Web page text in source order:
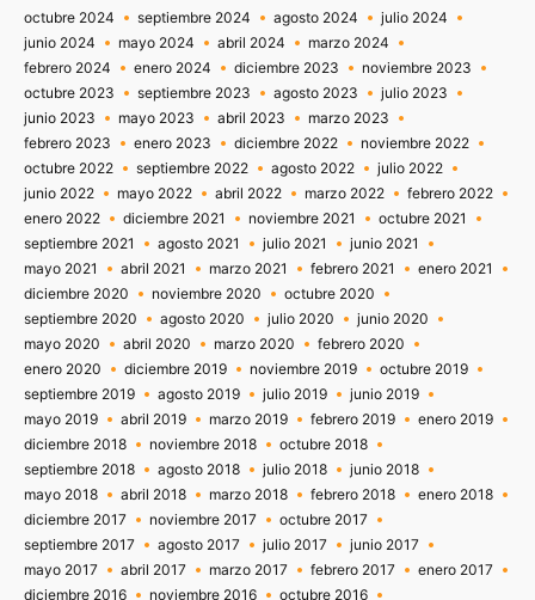
octubre 2024
septiembre 2024 agosto 2024
julio 2024
junio 2024
mayo 2024 abril 2024
marzo 2024
febrero 2024
enero 2024 diciembre 2023
noviembre 2023
octubre 2023
septiembre 2023 agosto 2023
julio 2023
junio 2023
mayo 2023 abril 2023
marzo 2023
febrero 2023
enero 2023 diciembre 2022
noviembre 2022
octubre 2022
septiembre 2022 agosto 2022
julio 2022
junio 2022
mayo 2022 abril 2022 marzo 2022
febrero 2022
enero 2022
diciembre 2021 noviembre 2021
octubre 2021
septiembre 2021
agosto 2021 julio 2021
junio 2021
mayo 2021
abril 2021 marzo 2021 febrero 2021
enero 2021
diciembre 2020
noviembre 2020
octubre 2020
septiembre 2020
agosto 2020 julio 2020
junio 2020
mayo 2020
abril 2020 marzo 2020
febrero 2020
enero 2020
diciembre 2019 noviembre 2019
octubre 2019
septiembre 2019
agosto 2019 julio 2019
junio 2019
mayo 2019
abril 2019 marzo 2019 febrero 2019
enero 2019
diciembre 2018
noviembre 2018
octubre 2018
septiembre 2018
agosto 2018 julio 2018
junio 2018
mayo 2018
abril 2018 marzo 2018 febrero 2018
enero 2018
diciembre 2017
noviembre 2017
octubre 2017
septiembre 2017
agosto 2017 julio 2017
junio 2017
mayo 2017
abril 2017 marzo 2017 febrero 2017
enero 2017
diciembre 2016
noviembre 2016 octubre 2016